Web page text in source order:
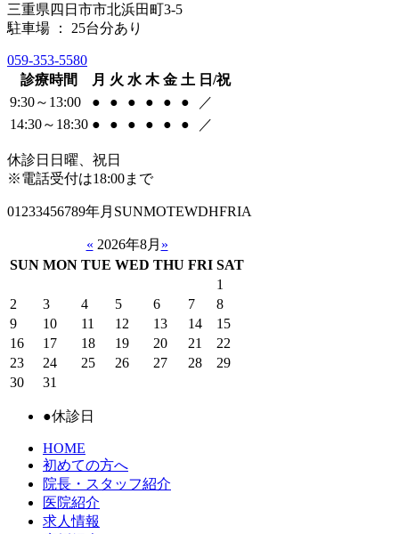
三重県四日市市北浜田町3-5
駐車場 ： 25台分あり
059-353-5580
診療時間
月 火 水 木 金 土 日/祝
9:30～13:00
● ● ● ● ● ●
／
14:30～18:30 ● ● ● ● ● ● ／
休診日 日曜、祝日
※電話受付は18:00まで
01233456789年月SUNMOTEWDHFRIA
« 2026年8月 »
SUN MON TUE WED THU FRI SAT
1
2
3 4 5 6 7
8
9
10 11 12 13 14
15
16
17 18 19 20 21
22
23
24 25 26 27 28
29
30
31
●休診日
HOME
初めての方へ
院長・スタッフ紹介
医院紹介
求人情報